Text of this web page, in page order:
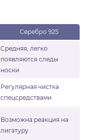
Серебро 925
Средняя, легко
появляются следы
носки
Регулярная чистка
спецсредствами
Возможна реакция на
лигатуру